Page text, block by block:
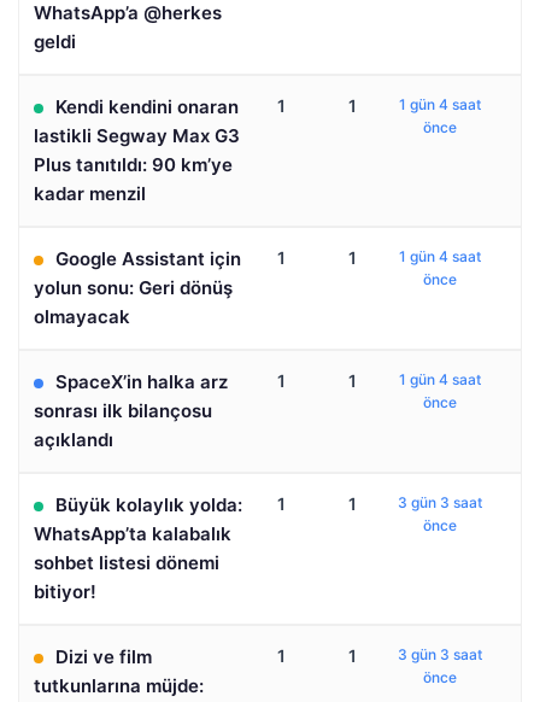
WhatsApp’a @herkes
geldi
Kendi kendini onaran
lastikli Segway Max G3
Plus tanıtıldı: 90 km’ye
kadar menzil
1 1
1 gün 4 saat
önce
Google Assistant için
yolun sonu: Geri dönüş
olmayacak
1 1
1 gün 4 saat
önce
SpaceX’in halka arz
sonrası ilk bilançosu
açıklandı
1 1
1 gün 4 saat
önce
Büyük kolaylık yolda:
WhatsApp’ta kalabalık
sohbet listesi dönemi
bitiyor!
1 1
3 gün 3 saat
önce
Dizi ve film
tutkunlarına müjde:
1 1
3 gün 3 saat
önce